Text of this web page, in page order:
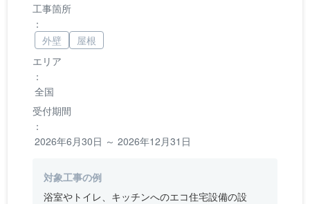
エリア
：
全国
受付期間
：
2026年6月30日 ～ 2026年12月31日
工事箇所
：
外壁
屋根
対象工事の例
浴室やトイレ、キッチンへのエコ住宅設備の設